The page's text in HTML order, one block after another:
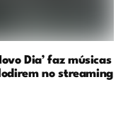
Dia’ faz músicas
no streaming